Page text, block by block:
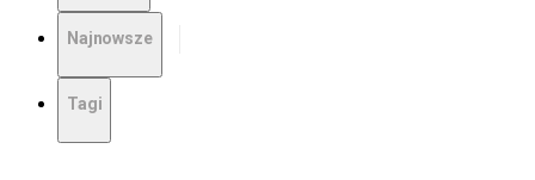
Najnowsze
Tagi